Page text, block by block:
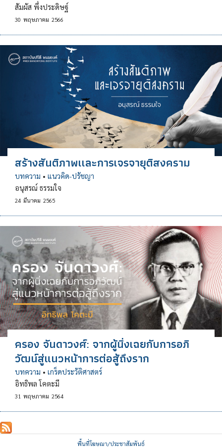
สัมผัส พึ่งประดิษฐ์
30 พฤษภาคม 2566
สร้างสันติภาพเเละการเจรจายุติสงคราม
บทความ • แนวคิด-ปรัชญา
อนุสรณ์ ธรรมใจ
24 มีนาคม 2565
ครอง จันดาวงศ์: จากผู้นิ่งเฉยกับการอภิ
วัฒน์สู่แนวหน้าการต่อสู้ถึงราก
บทความ • เกร็ดประวัติศาสตร์
อิทธิพล โคตะมี
31 พฤษภาคม 2564
พื้นที่โฆษณา/ประชาสัมพันธ์